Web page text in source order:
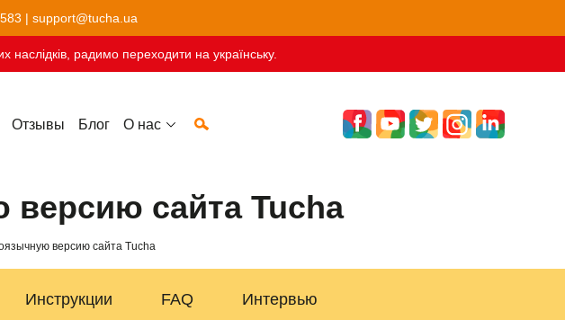
| support@tucha.ua
радимо переходити на українську.
Отзывы Блог О нас
версию сайта Tucha
версию сайта Tucha
Инструкции FAQ
Интервью